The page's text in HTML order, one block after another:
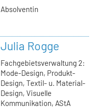
Absolventin
Julia Rogge
Fachgebietsverwaltung 2:
Mode-Design, Produkt-
Design, Textil- u. Material-
Design, Visuelle
Kommunikation, AStA